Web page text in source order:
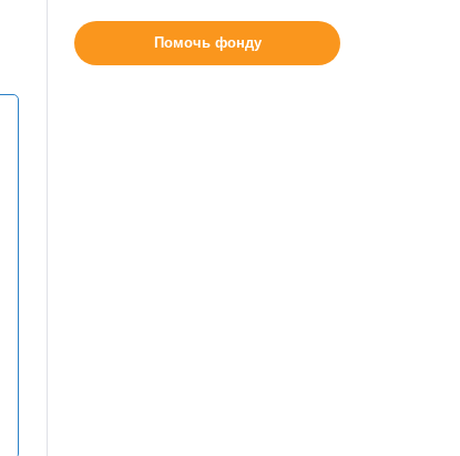
Помочь фонду